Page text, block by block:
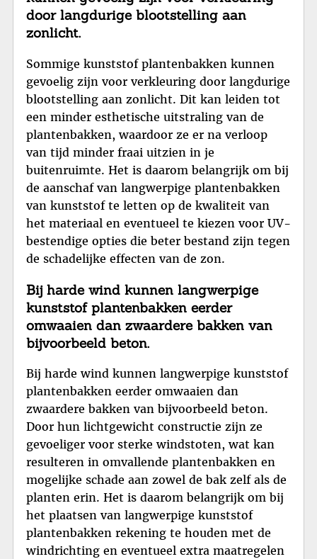
door langdurige blootstelling aan
zonlicht.
Sommige kunststof plantenbakken kunnen
gevoelig zijn voor verkleuring door langdurige
blootstelling aan zonlicht. Dit kan leiden tot
een minder esthetische uitstraling van de
plantenbakken, waardoor ze er na verloop
van tijd minder fraai uitzien in je
buitenruimte. Het is daarom belangrijk om bij
de aanschaf van langwerpige plantenbakken
van kunststof te letten op de kwaliteit van
het materiaal en eventueel te kiezen voor UV-
bestendige opties die beter bestand zijn tegen
de schadelijke effecten van de zon.
Bij harde wind kunnen langwerpige
kunststof plantenbakken eerder
omwaaien dan zwaardere bakken van
bijvoorbeeld beton.
Bij harde wind kunnen langwerpige kunststof
plantenbakken eerder omwaaien dan
zwaardere bakken van bijvoorbeeld beton.
Door hun lichtgewicht constructie zijn ze
gevoeliger voor sterke windstoten, wat kan
resulteren in omvallende plantenbakken en
mogelijke schade aan zowel de bak zelf als de
planten erin. Het is daarom belangrijk om bij
het plaatsen van langwerpige kunststof
plantenbakken rekening te houden met de
windrichting en eventueel extra maatregelen